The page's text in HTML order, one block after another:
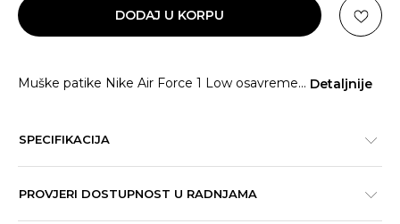
DODAJ U KORPU
Muške patike Nike Air Force 1 Low osavreme... Detaljnije
SPECIFIKACIJA
PROVJERI DOSTUPNOST U RADNJAMA